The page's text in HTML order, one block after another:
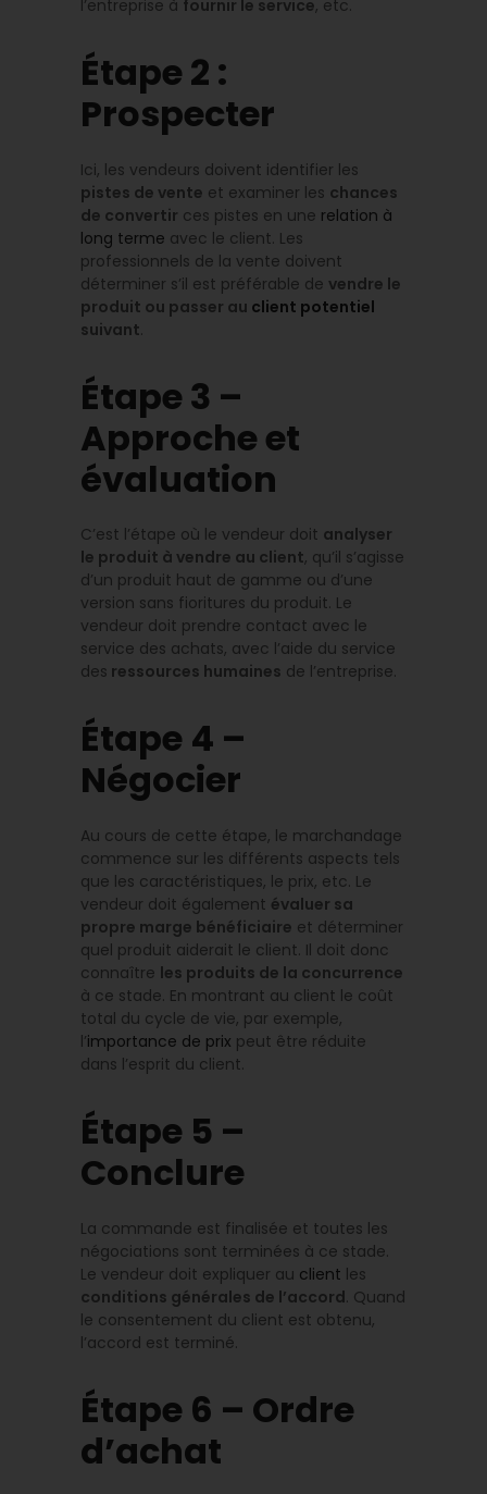
l’entreprise à fournir le service, etc.
Étape 2 :
Prospecter
Ici, les vendeurs doivent identifier les
pistes de vente et examiner les chances
de convertir ces pistes en une relation à
long terme avec le client. Les
professionnels de la vente doivent
déterminer s’il est préférable de vendre le
produit ou passer au client potentiel
suivant.
Étape 3 –
Approche et
évaluation
C’est l’étape où le vendeur doit analyser
le produit à vendre au client, qu’il s’agisse
d’un produit haut de gamme ou d’une
version sans fioritures du produit. Le
vendeur doit prendre contact avec le
service des achats, avec l’aide du service
des ressources humaines de l’entreprise.
Étape 4 –
Négocier
Au cours de cette étape, le marchandage
commence sur les différents aspects tels
que les caractéristiques, le prix, etc. Le
vendeur doit également évaluer sa
propre marge bénéficiaire et déterminer
quel produit aiderait le client. Il doit donc
connaître les produits de la concurrence
à ce stade. En montrant au client le coût
total du cycle de vie, par exemple,
l’importance de prix peut être réduite
dans l’esprit du client.
Étape 5 –
Conclure
La commande est finalisée et toutes les
négociations sont terminées à ce stade.
Le vendeur doit expliquer au client les
conditions générales de l’accord. Quand
le consentement du client est obtenu,
l’accord est terminé.
Étape 6 – Ordre
d’achat